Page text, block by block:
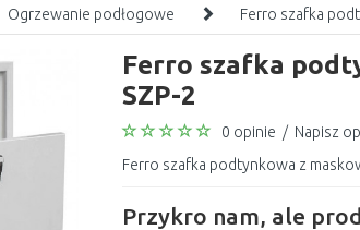
Ogrzewanie podłogowe Ferro szafka
Ferro szafka
SZP-2
0 opinie / Napisz
Ferro szafka podtynkowa z
Przykro nam, ale